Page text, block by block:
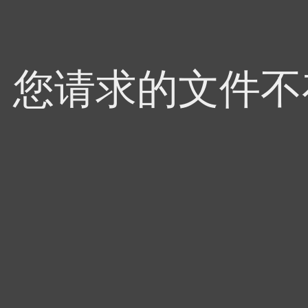
您请求的文件